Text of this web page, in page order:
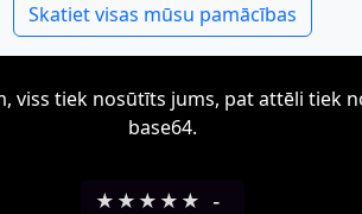
Skatiet visas mūsu pamācības
viss tiek nosūtīts jums, pat attēli tiek
base64.
★ ★ ★ ★ ★ -